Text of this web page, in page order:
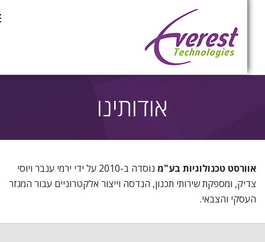
אודותינו
אוורסט טכנולוגיות בע"מ
נוסדה ב-2010 על ידי ירמי ענבר ויוסי
צדיק, ומספקת שירותי תכנון, הנדסה וייצור אלקטרוניים עבור המגזר
העסקי והצבאי.